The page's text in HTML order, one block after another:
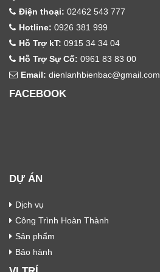
Điện thoại: 02462 543 777
Hotline: 0926 381 999
Hỗ Trợ kT: 0915 34 34 04
Hỗ Trợ Sự Cố: 0961 83 83 00
Email: dienlanhbienbac@gmail.com
FACEBOOK
DỰ ÁN
Dịch vụ
Công Trình Hoàn Thành
Sản phẩm
Bảo hành